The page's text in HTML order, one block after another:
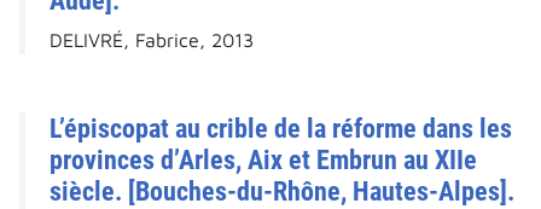
DELIVRÉ, Fabrice, 2013
L’épiscopat au crible de la réforme dans les
provinces d’Arles, Aix et Embrun au XIIe
siècle. [Bouches-du-Rhône, Hautes-Alpes].